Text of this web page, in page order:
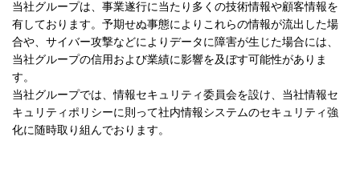
当社グループは、事業遂行に当たり多くの技術情報や顧客情報を
有しております。予期せぬ事態によりこれらの情報が流出した場
合や、サイバー攻撃などによりデータに障害が生じた場合には、
当社グループの信用および業績に影響を及ぼす可能性がありま
す。
当社グループでは、情報セキュリティ委員会を設け、当社情報セ
キュリティポリシーに則って社内情報システムのセキュリティ強
化に随時取り組んでおります。